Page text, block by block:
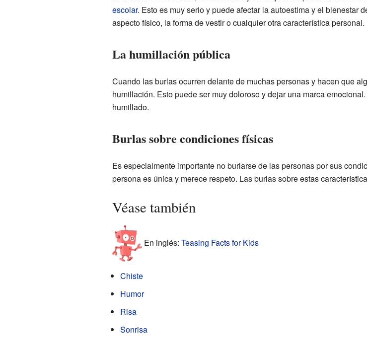
escolar. Esto es muy serio y puede afectar la autoestima y el bienestar
aspecto físico, la forma de vestir o cualquier otra característica personal.
La humillación pública
Cuando las burlas ocurren delante de muchas personas y hacen que
humillación. Esto puede ser muy doloroso y dejar una marca
humillado.
Burlas sobre condiciones físicas
Es especialmente importante no burlarse de las personas por sus
persona es única y merece respeto. Las burlas sobre estas
Véase también
En inglés: Teasing Facts for Kids
Chiste
Humor
Risa
Sonrisa